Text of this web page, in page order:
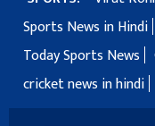
Sports News in Hindi
Today Sports News
cricket news in hindi